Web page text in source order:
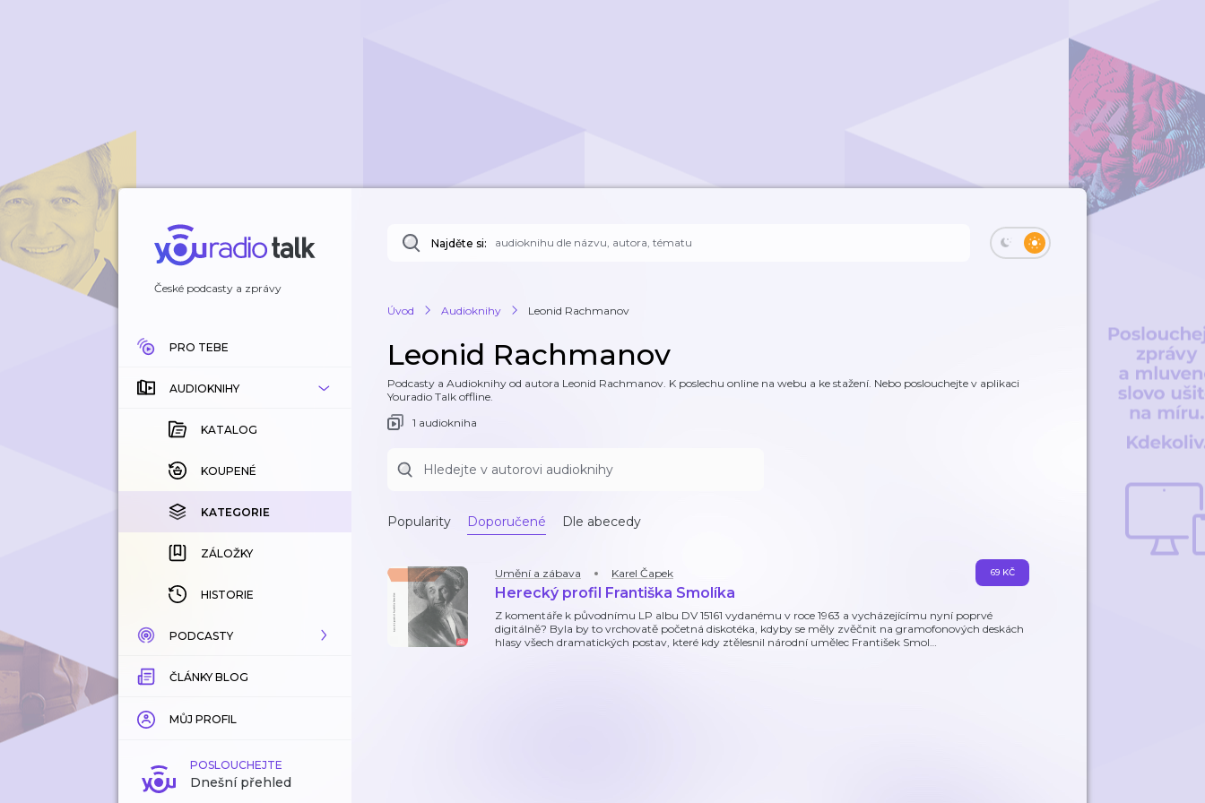
České podcasty a zprávy
PRO TEBE
AUDIOKNIHY
KATALOG
KOUPENÉ
KATEGORIE
ZÁLOŽKY
HISTORIE
PODCASTY
KATALOG
KATEGORIE
ZÁLOŽKY
ČLÁNKY BLOG
MŮJ PROFIL
POSLOUCHEJTE
Dnešní přehled
Najděte si:
Úvod Audioknihy Leonid Rachmanov
Leonid Rachmanov
Podcasty a Audioknihy od autora Leonid Rachmanov. K poslechu online na webu a ke stažení. Nebo poslouchejte v aplikaci
Youradio Talk offline.
1 audiokniha
Popularity Doporučené Dle abecedy
Umění a zábava Karel Čapek
Herecký profil Františka Smolíka
Z komentáře k původnímu LP albu DV 15161 vydanému v roce 1963 a vycházejícímu nyní poprvé
digitálně? Byla by to vrchovatě početná diskotéka, kdyby se měly zvěčnit na gramofonových deskách
hlasy všech dramatických postav, které kdy ztělesnil národní umělec František Smol…
69 KČ